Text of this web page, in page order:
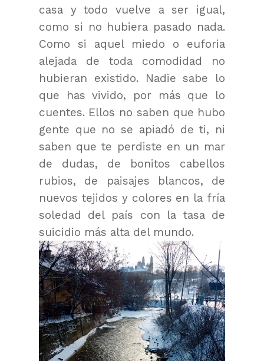
casa y todo vuelve a ser igual,
como si no hubiera pasado nada.
Como si aquel miedo o euforia
alejada de toda comodidad no
hubieran existido. Nadie sabe lo
que has vivido, por más que lo
cuentes. Ellos no saben que hubo
gente que no se apiadó de ti, ni
saben que te perdiste en un mar
de dudas, de bonitos cabellos
rubios, de paisajes blancos, de
nuevos tejidos y colores en la fría
soledad del país con la tasa de
suicidio más alta del mundo.